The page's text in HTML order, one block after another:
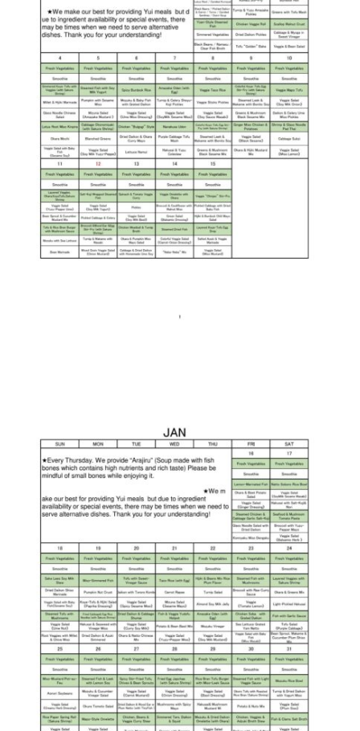
その他の診療内容
‘さんルーム’ でさまざまな講座・クラス
遠方にお住まいで当院での出産を希望される方へ
医師プロフィール
English Page